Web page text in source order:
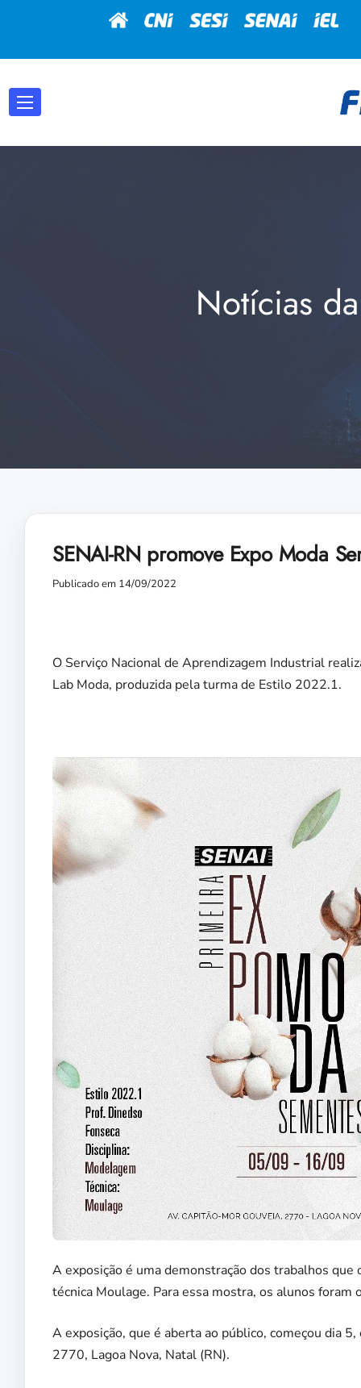
Notícias
SENAI-RN promove Expo Moda
Publicado em 14/09/2022
O Serviço Nacional de Aprendizagem Industrial
Lab Moda, produzida pela turma de Estilo 2022.1.
A exposição é uma demonstração dos trabalhos
técnica Moulage. Para essa mostra, os alunos
A exposição, que é aberta ao público, começou dia
2770, Lagoa Nova, Natal (RN).